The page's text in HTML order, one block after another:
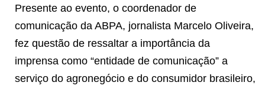
Presente ao evento, o coordenador de
comunicação da ABPA, jornalista Marcelo Oliveira,
fez questão de ressaltar a importância da
imprensa como “entidade de comunicação” a
serviço do agronegócio e do consumidor brasileiro,